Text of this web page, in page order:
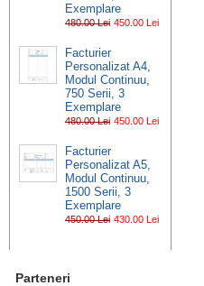
Exemplare
480.00 Lei 450.00 Lei
Facturier
Personalizat A4,
Modul Continuu,
750 Serii, 3
Exemplare
480.00 Lei 450.00 Lei
Facturier
Personalizat A5,
Modul Continuu,
1500 Serii, 3
Exemplare
450.00 Lei 430.00 Lei
Parteneri